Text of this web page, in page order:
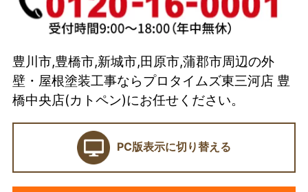
イベント
選ばれている理由とは？
カトペンの技術力
当店の強み
ショールーム
契約前に確認したい業者選びの7つのポイント
外壁塗装セミナー
豊川市,豊橋市,新城市,田原市,蒲郡市周辺の外
壁・屋根塗装工事ならプロタイムズ東三河店 豊
橋中央店(カトペン)にお任せください。
PC版表示に切り替える